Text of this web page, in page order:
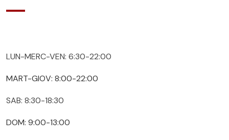
LUN-MERC-VEN: 6:30-22:00
MART-GIOV: 8:00-22:00
SAB: 8:30-18:30
DOM: 9:00-13:00